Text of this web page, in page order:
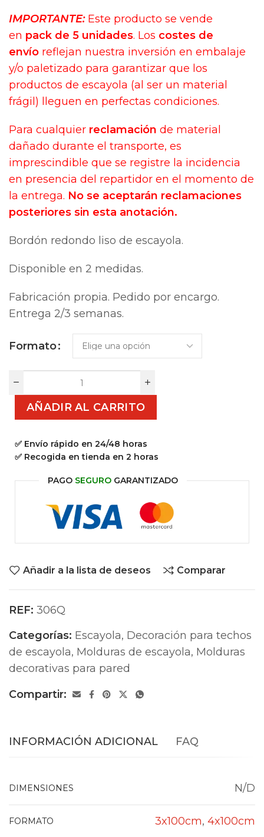
IMPORTANTE:Este producto se vende
en pack de 5 unidades. Los costes de
envío reflejan nuestra inversión en embalaje
y/o paletizado para garantizar que los
productos de escayola (al ser un material
frágil) lleguen en perfectas condiciones.
Para cualquier reclamación de material
dañado durante el transporte, es
imprescindible que se registre la incidencia
en presencia del repartidor en el momento de
la entrega. No se aceptarán reclamaciones
posteriores sin esta anotación.
Bordón redondo liso de escayola.
Disponible en 2 medidas.
Fabricación propia. Pedido por encargo.
Entrega 2/3 semanas.
Formato
AÑADIR AL CARRITO
✅ Envío rápido en 24/48 horas
✅ Recogida en tienda en 2 horas
PAGO SEGURO GARANTIZADO
Añadir a la lista de deseos Comparar
REF: 306Q
Categorías: Escayola, Decoración para techos
de escayola, Molduras de escayola, Molduras
decorativas para pared
Compartir:
INFORMACIÓN ADICIONAL FAQ
DIMENSIONES N/D
FORMATO 3x100cm, 4x100cm